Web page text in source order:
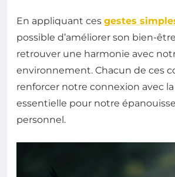
En appliquant ces gestes
possible d’améliorer son bien-
retrouver une harmonie avec
environnement. Chacun de ces
renforcer notre connexion avec
essentielle pour notre
personnel.